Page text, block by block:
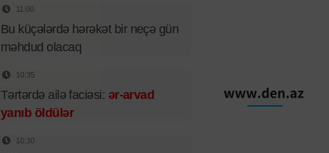
11:00
Bu küçələrdə hərəkət bir neçə gün
məhdud olacaq
10:35
Tərtərdə ailə faciəsi: ər-arvad
yanıb öldülər
10:30